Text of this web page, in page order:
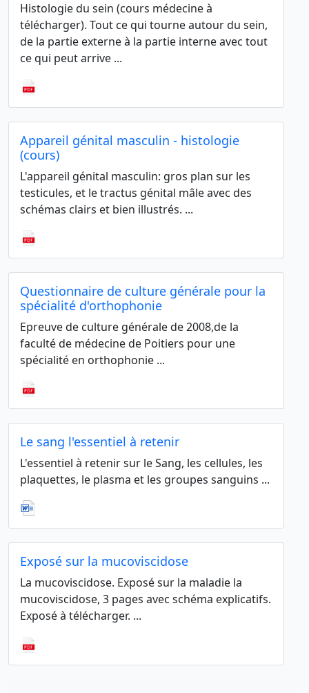
Histologie du sein (cours médecine à
télécharger). Tout ce qui tourne autour du sein,
de la partie externe à la partie interne avec tout
ce qui peut arrive ...
Appareil génital masculin - histologie
(cours)
L'appareil génital masculin: gros plan sur les
testicules, et le tractus génital mâle avec des
schémas clairs et bien illustrés. ...
Questionnaire de culture générale pour la
spécialité d'orthophonie
Epreuve de culture générale de 2008,de la
faculté de médecine de Poitiers pour une
spécialité en orthophonie ...
Le sang l'essentiel à retenir
L'essentiel à retenir sur le Sang, les cellules, les
plaquettes, le plasma et les groupes sanguins ...
Exposé sur la mucoviscidose
La mucoviscidose. Exposé sur la maladie la
mucoviscidose, 3 pages avec schéma explicatifs.
Exposé à télécharger. ...